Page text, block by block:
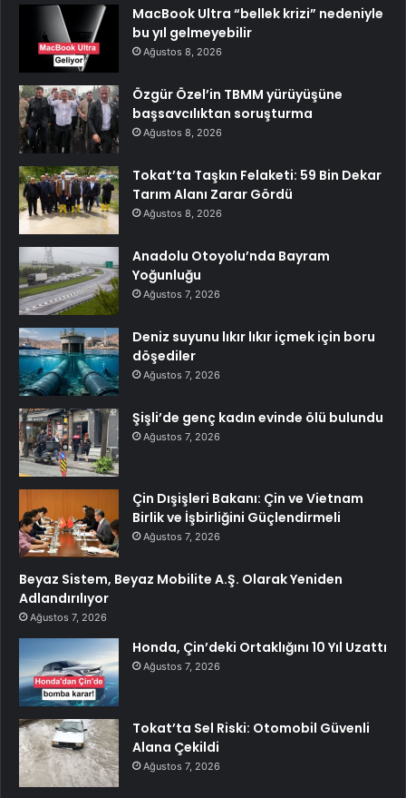
MacBook Ultra “bellek krizi” nedeniyle
bu yıl gelmeyebilir
Ağustos 8, 2026
Özgür Özel’in TBMM yürüyüşüne
başsavcılıktan soruşturma
Ağustos 8, 2026
Tokat’ta Taşkın Felaketi: 59 Bin Dekar
Tarım Alanı Zarar Gördü
Ağustos 8, 2026
Anadolu Otoyolu’nda Bayram
Yoğunluğu
Ağustos 7, 2026
Deniz suyunu lıkır lıkır içmek için boru
döşediler
Ağustos 7, 2026
Şişli’de genç kadın evinde ölü bulundu
Ağustos 7, 2026
Çin Dışişleri Bakanı: Çin ve Vietnam
Birlik ve İşbirliğini Güçlendirmeli
Ağustos 7, 2026
Beyaz Sistem, Beyaz Mobilite A.Ş. Olarak Yeniden
Adlandırılıyor
Ağustos 7, 2026
Honda, Çin’deki Ortaklığını 10 Yıl Uzattı
Ağustos 7, 2026
Tokat’ta Sel Riski: Otomobil Güvenli
Alana Çekildi
Ağustos 7, 2026